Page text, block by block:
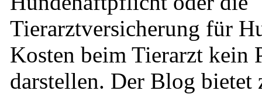
Tierarztversicherung für
Kosten beim Tierarzt kein
darstellen. Der Blog bietet